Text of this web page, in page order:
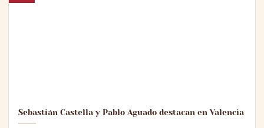
Sebastián Castella y Pablo Aguado destacan en Valencia